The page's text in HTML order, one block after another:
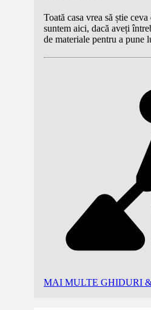
Toată casa vrea să știe
suntem aici, dacă aveți
de materiale pentru a pune
MAI MULTE GHIDURI